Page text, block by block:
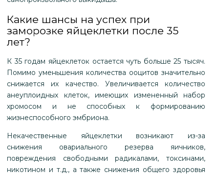
Какие шансы на успех при
заморозке яйцеклетки после 35
лет?
К 35 годам яйцеклеток остается чуть больше 25 тысяч.
Помимо уменьшения количества ооцитов значительно
снижается их качество. Увеличивается количество
анеуплоидных клеток, имеющих измененный набор
хромосом и не способных к формированию
жизнеспособного эмбриона.
Некачественные яйцеклетки возникают из-за
снижения овариального резерва яичников,
повреждения свободными радикалами, токсинами,
никотином и т.д., а также снижения общего здоровья